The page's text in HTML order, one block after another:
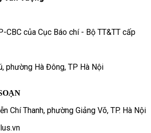
CBC của Cục Báo chí - Bộ TT&TT cấp
phường Hà Đông, TP Hà Nội
Chí Thanh, phường Giảng Võ, TP. Hà Nội